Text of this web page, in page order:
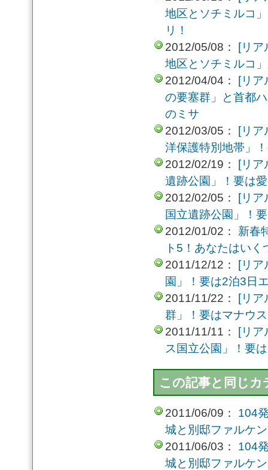
地区とソチミルコ
リ！
2012/05/08：
[リ
地区とソチミルコ
2012/04/04：
[リ
の要塞群」と首都
のミサ
2012/03/05：
[リ
洋保護特別地帯」
2012/02/19：
[リ
遺跡公園」！要は
2012/02/05：
[リ
国立遺跡公園」！
2012/01/02： 新春
ト5！あなたはい
2011/12/12：
[リ
園」！要は2泊3日
2011/11/22：
[リ
群」！要はマナウ
2011/11/11：
[リ
ス国立公園」！要
この記事と同じ
2011/06/09： 104
城と別邸ファルケ
2011/06/03： 104
城と別邸ファルケ